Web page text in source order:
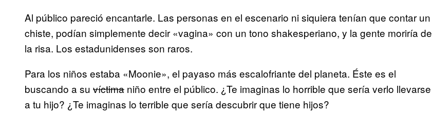
Al público pareció encantarle. Las personas en el escenario ni siquiera tenían que contar un
chiste, podían simplemente decir «vagina» con un tono shakesperiano, y la gente moriría de
la risa. Los estadunidenses son raros.
Para los niños estaba «Moonie», el payaso más escalofriante del planeta. Éste es el
buscando a su víctima niño entre el público. ¿Te imaginas lo horrible que sería verlo llevarse
a tu hijo? ¿Te imaginas lo terrible que sería descubrir que tiene hijos?